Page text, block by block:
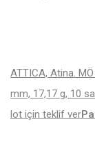
ATTICA, Atina.
mm, 17,17 g, 10
lot için teklif ver